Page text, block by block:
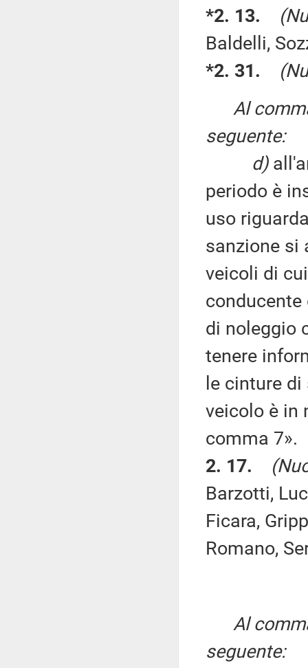
*2. 13.
Baldelli,
*2. 31.
Al
seguente:
d)
periodo è
uso
sanzione si
veicoli di
di noleggio
tenere
le cinture
veicolo è in
comma 7».
2. 17.
Barzotti,
Ficara,
Romano,
Al
seguente: